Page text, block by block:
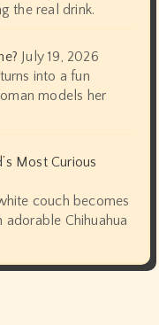
the real drink.
July 19, 2026
into a fun
models her
Most Curious
couch becomes
adorable Chihuahua